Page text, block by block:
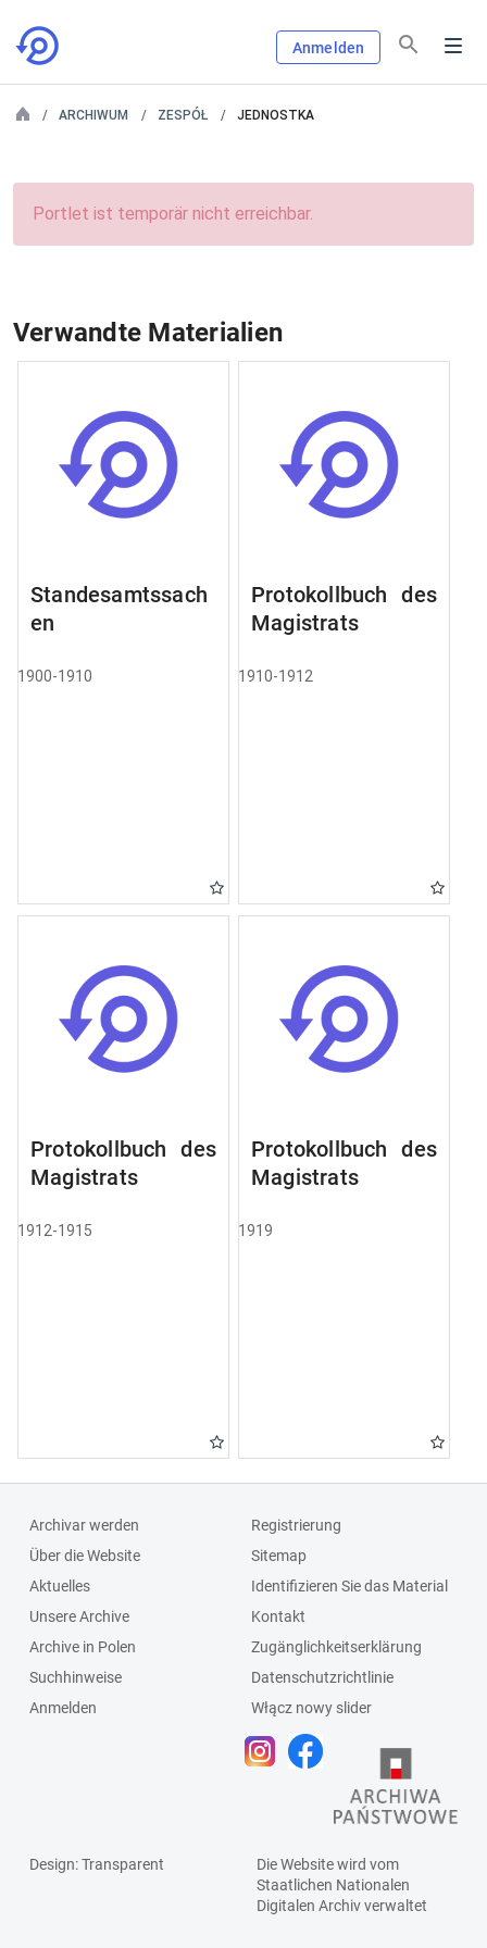
Anmelden
ARCHIWUM ZESPÓŁ JEDNOSTKA
Portlet ist temporär nicht erreichbar.
Verwandte Materialien
Standesamtssach
en
1900-1910
Protokollbuch des
Magistrats
1910-1912
Protokollbuch des
Magistrats
1912-1915
Protokollbuch des
Magistrats
1919
Archivar werden
Über die Website
Aktuelles
Unsere Archive
Archive in Polen
Suchhinweise
Anmelden
Registrierung
Sitemap
Identifizieren Sie das Material
Kontakt
Zugänglichkeitserklärung
Datenschutzrichtlinie
Włącz nowy slider
Design: Transparent
Die Website wird vom
Staatlichen Nationalen
Digitalen Archivverwaltet